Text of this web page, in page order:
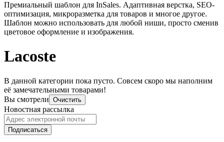
Премиальный шаблон для InSales. Адаптивная верстка, SEO-
оптимизация, микроразметка для товаров и многое другое.
Шаблон можно использовать для любой ниши, просто сменив
цветовое оформление и изображения.
Lacoste
В данной категории пока пусто. Совсем скоро мы наполним
её замечательными товарами!
Вы смотрели Очистить
Новостная рассылка
Подписаться